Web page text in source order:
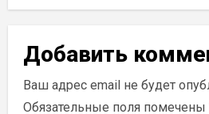
Добавить
Ваш адрес email не будет
Обязательные поля помечены